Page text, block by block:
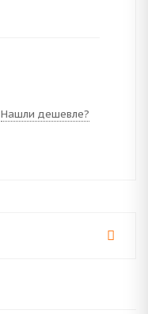
Нашли дешевле?